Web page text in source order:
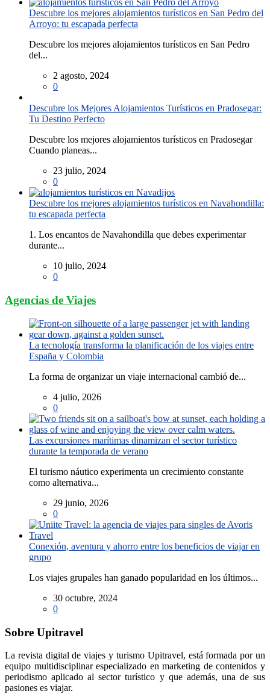
Descubre los mejores alojamientos turísticos en San Pedro del
Arroyo: tu escapada perfecta
Descubre los mejores alojamientos turísticos en San Pedro
del...
2 agosto, 2024
0
Descubre los Mejores Alojamientos Turísticos en Pradosegar:
Tu Destino Perfecto
Descubre los mejores alojamientos turísticos en Pradosegar
Cuando planeas...
23 julio, 2024
0
Descubre los mejores alojamientos turísticos en Navahondilla:
tu escapada perfecta
1. Los encantos de Navahondilla que debes experimentar
durante...
10 julio, 2024
0
Agencias de Viajes
La tecnología transforma la planificación de los viajes entre
España y Colombia
La forma de organizar un viaje internacional cambió de...
4 julio, 2026
0
Las excursiones marítimas dinamizan el sector turístico
durante la temporada de verano
El turismo náutico experimenta un crecimiento constante
como alternativa...
29 junio, 2026
0
Conexión, aventura y ahorro entre los beneficios de viajar en
grupo
Los viajes grupales han ganado popularidad en los últimos...
30 octubre, 2024
0
Sobre Upitravel
La revista digital de viajes y turismo Upitravel, está formada por un
equipo multidisciplinar especializado en marketing de contenidos y
periodismo aplicado al sector turístico y que además, una de sus
pasiones es viajar.